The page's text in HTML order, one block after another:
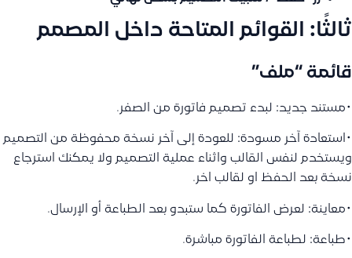
ثالثًا: القوائم المتاحة داخل المصمم
قائمة “ملف”
•مستند جديد: لبدء تصميم فاتورة من الصفر.
•استعادة آخر مسودة: للعودة إلى آخر نسخة محفوظة من التصميم
ويستخدم لنفس القالب واثناء عملية التصميم ولا يمكنك استرجاع
نسخة بعد الحفظ او لقالب اخر.
•معاينة: لعرض الفاتورة كما ستبدو بعد الطباعة أو الإرسال.
•طباعة: لطباعة الفاتورة مباشرة.